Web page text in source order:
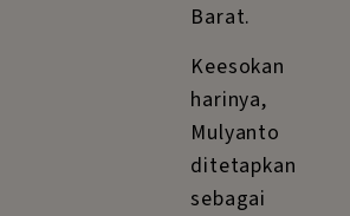
Barat.
Keesokan
harinya,
Mulyanto
ditetapkan
sebagai